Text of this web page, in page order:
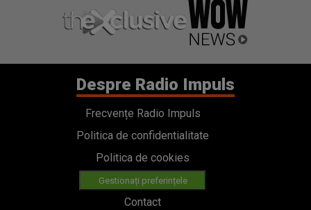
Despre Radio Impuls
Frecvențe Radio Impuls
Politica de confidentialitate
Politica de cookies
Gestionați preferințele
Contact